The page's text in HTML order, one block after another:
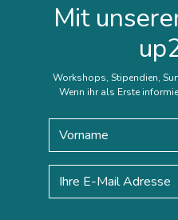
Mit
Workshops, Stipendien,
Wenn ihr als Erste